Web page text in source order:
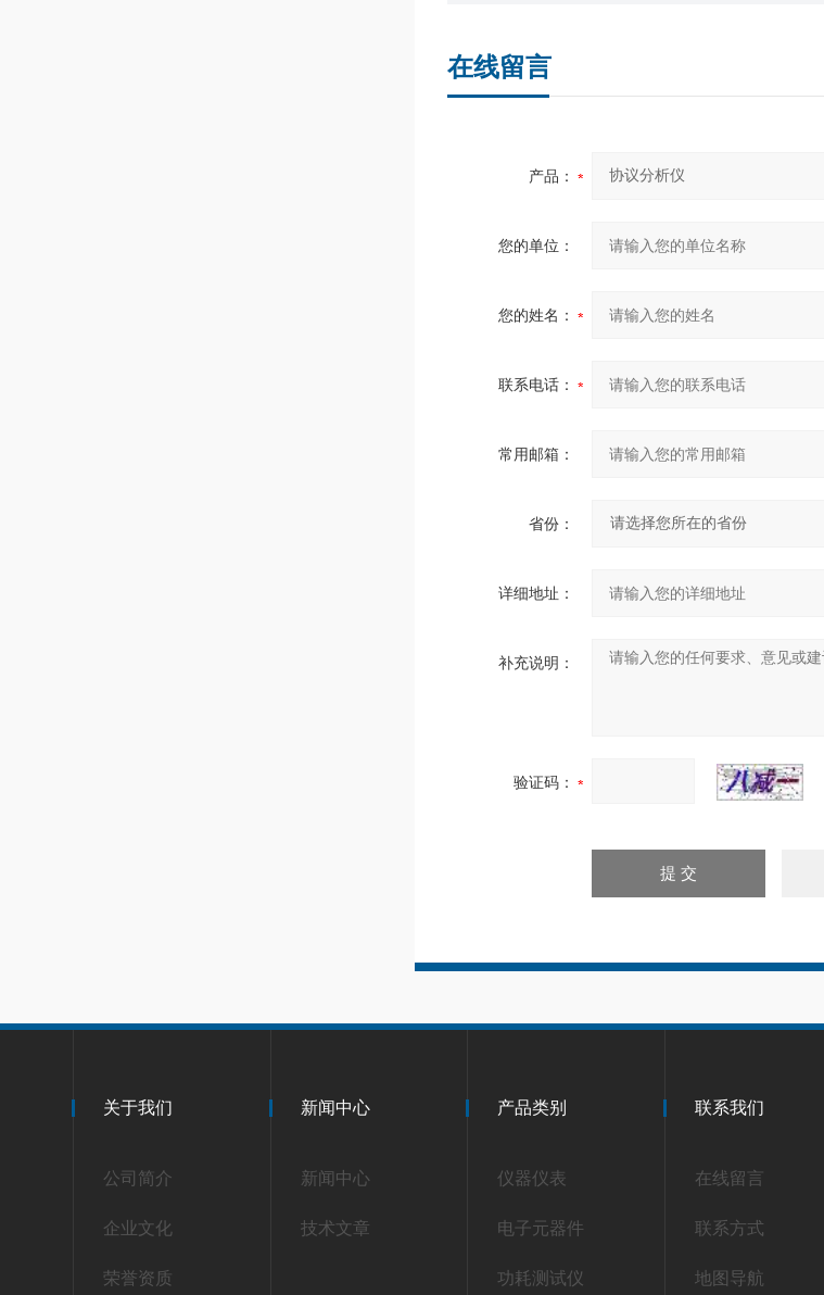
在线留言
产品：
您的单位：
您的姓名：
联系电话：
常用邮箱：
省份：
详细地址：
补充说明：
验证码：
关于我们
公司简介
企业文化
荣誉资质
新闻中心
新闻中心
技术文章
产品类别
仪器仪表
电子元器件
功耗测试仪
联系我们
在线留言
联系方式
地图导航